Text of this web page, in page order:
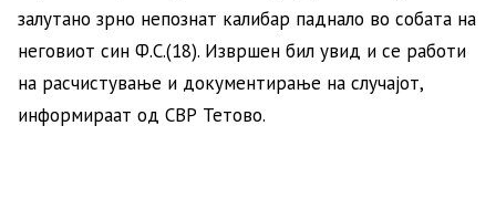
залутано зрно непознат калибар паднало во собата на
неговиот син Ф.С.(18). Извршен бил увид и се работи
на расчистување и документирање на случајот,
информираат од СВР Тетово.